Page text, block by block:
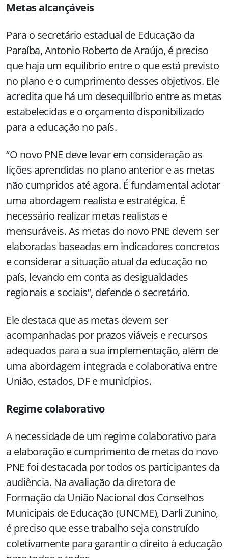
Metas alcançáveis
Para o secretário estadual de Educação da
Paraíba, Antonio Roberto de Araújo, é preciso
que haja um equilíbrio entre o que está previsto
no plano e o cumprimento desses objetivos. Ele
acredita que há um desequilíbrio entre as metas
estabelecidas e o orçamento disponibilizado
para a educação no país.
“O novo PNE deve levar em consideração as
lições aprendidas no plano anterior e as metas
não cumpridos até agora. É fundamental adotar
uma abordagem realista e estratégica. É
necessário realizar metas realistas e
mensuráveis. As metas do novo PNE devem ser
elaboradas baseadas em indicadores concretos
e considerar a situação atual da educação no
país, levando em conta as desigualdades
regionais e sociais”, defende o secretário.
Ele destaca que as metas devem ser
acompanhadas por prazos viáveis e recursos
adequados para a sua implementação, além de
uma abordagem integrada e colaborativa entre
União, estados, DF e municípios.
Regime colaborativo
A necessidade de um regime colaborativo para
a elaboração e cumprimento de metas do novo
PNE foi destacada por todos os participantes da
audiência. Na avaliação da diretora de
Formação da União Nacional dos Conselhos
Municipais de Educação (UNCME), Darli Zunino,
é preciso que esse trabalho seja construído
coletivamente para garantir o direito à educação